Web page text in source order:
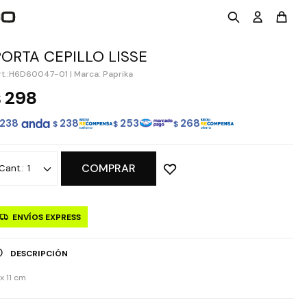
CEPILLO LISSE
H6D60047-01 | Marca: Paprika
298
238 $ 238 $ 253 $ 268
1 COMPRAR
ENVÍOS EXPRESS
DESCRIPCIÓN
11 cm